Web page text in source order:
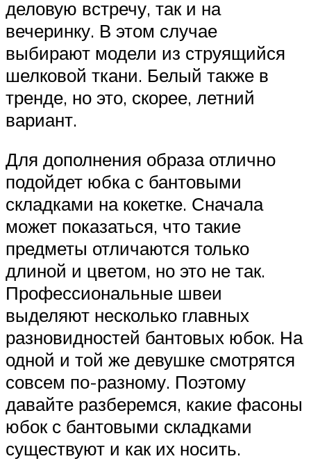
деловую встречу, так и на
вечеринку. В этом случае
выбирают модели из струящийся
шелковой ткани. Белый также в
тренде, но это, скорее, летний
вариант.
Для дополнения образа отлично
подойдет юбка с бантовыми
складками на кокетке. Сначала
может показаться, что такие
предметы отличаются только
длиной и цветом, но это не так.
Профессиональные швеи
выделяют несколько главных
разновидностей бантовых юбок. На
одной и той же девушке смотрятся
совсем по-разному. Поэтому
давайте разберемся, какие фасоны
юбок с бантовыми складками
существуют и как их носить.